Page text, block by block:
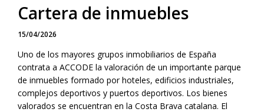
Cartera de inmuebles
15/04/2026
Uno de los mayores grupos inmobiliarios de España
contrata a ACCODE la valoración de un importante parque
de inmuebles formado por hoteles, edificios industriales,
complejos deportivos y puertos deportivos. Los bienes
valorados se encuentran en la Costa Brava catalana. El